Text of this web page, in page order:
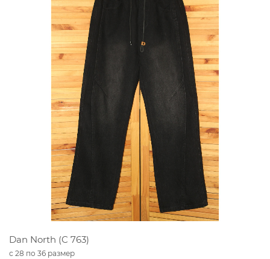
Dan North (C 763)
с 28 по 36 размер